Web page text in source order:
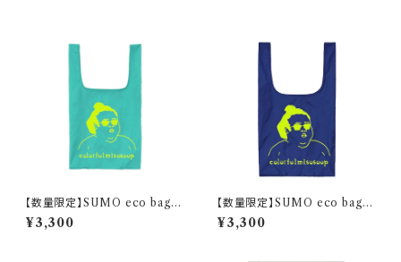
【数量限定】SUMO eco bag /
mint green
¥3,300
【数量限定】SUMO eco bag /
marine blue
¥3,300